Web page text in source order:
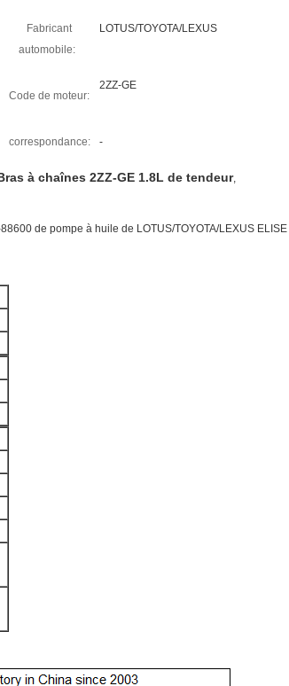
Fabricant
automobile:
LOTUS/TOYOTA/LEXUS
Code de moteur:
2ZZ-GE
correspondance: -
à chaînes 2ZZ-GE 1.8L de tendeur,
de pompe à huile de LOTUS/TOYOTA/LEXUS ELISE